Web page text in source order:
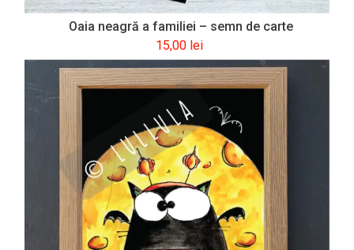
Oaia neagră a familiei – semn de carte
15,00 lei